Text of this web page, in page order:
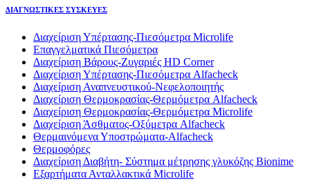
ΔΙΑΓΝΩΣΤΙΚΕΣ ΣΥΣΚΕΥΕΣ
Διαχείριση Υπέρτασης-Πιεσόμετρα Microlife
Επαγγελματικά Πιεσόμετρα
Διαχείριση Βάρους-Ζυγαριές HD Corner
Διαχείριση Υπέρτασης-Πιεσόμετρα Alfacheck
Διαχείριση Αναπνευστικού-Νεφελοποιητής
Διαχείριση Θερμοκρασίας-Θερμόμετρα Alfacheck
Διαχείριση Θερμοκρασίας-Θερμόμετρα Microlife
Διαχείριση Άσθματος-Οξύμετρα Alfacheck
Θερμαινόμενα Υποστρώματα-Alfacheck
Θερμοφόρες
Διαχείριση Διαβήτη- Σύστημα μέτρησης γλυκόζης Bionime
Εξαρτήματα Ανταλλακτικά Microlife